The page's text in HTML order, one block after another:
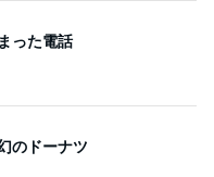
った電話
のドーナツ